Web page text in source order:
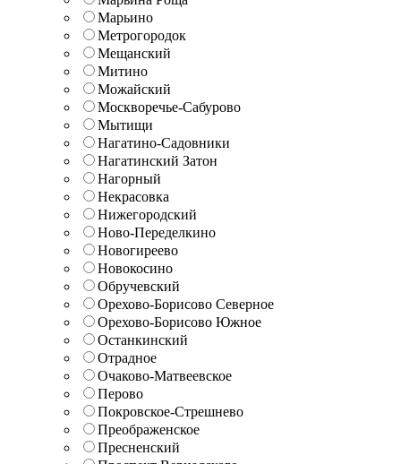
Марьино
Метрогородок
Мещанский
Митино
Можайский
Москворечье-Сабурово
Мытищи
Нагатино-Садовники
Нагатинский Затон
Нагорный
Некрасовка
Нижегородский
Ново-Переделкино
Новогиреево
Новокосино
Обручевский
Орехово-Борисово Северное
Орехово-Борисово Южное
Останкинский
Отрадное
Очаково-Матвеевское
Перово
Покровское-Стрешнево
Преображенское
Пресненский